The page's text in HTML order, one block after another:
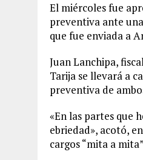
El miércoles fue
preventiva ante
que fue enviada a
Juan Lanchipa,
Tarija se llevará a
preventiva de
«En las partes que
ebriedad», acotó,
cargos “mita a